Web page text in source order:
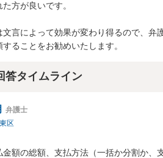
方が良いです。
言によって効果が変わり得るので、弁
ることをお勧めいたします。
答タイムライン
弁護士
区
額の総額、支払方法（一括か分割か、